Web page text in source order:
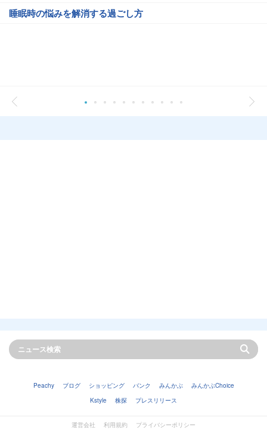
睡眠時の悩みを解消する過ごし方
Peachy ブログ ショッピング バンク みんかぶ
みんかぶChoice
Kstyle
株探 プレスリリース
運営会社 利用規約 プライバシーポリシー